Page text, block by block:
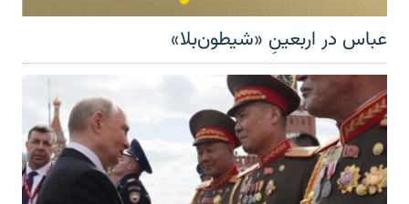
عباس در اربعینِ «شیطون‌بلا»